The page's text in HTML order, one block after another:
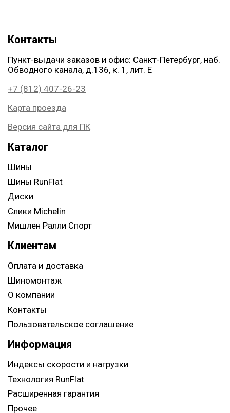
Контакты
Пункт-выдачи заказов и офис: Санкт-Петербург, наб.
Обводного канала, д.136, к. 1, лит. Е
+7 (812) 407-26-23
Карта проезда
Версия сайта для ПК
Каталог
Шины
Шины RunFlat
Диски
Слики Michelin
Мишлен Ралли Спорт
Клиентам
Оплата и доставка
Шиномонтаж
О компании
Контакты
Пользовательское соглашение
Информация
Индексы скорости и нагрузки
Технология RunFlat
Расширенная гарантия
Прочее